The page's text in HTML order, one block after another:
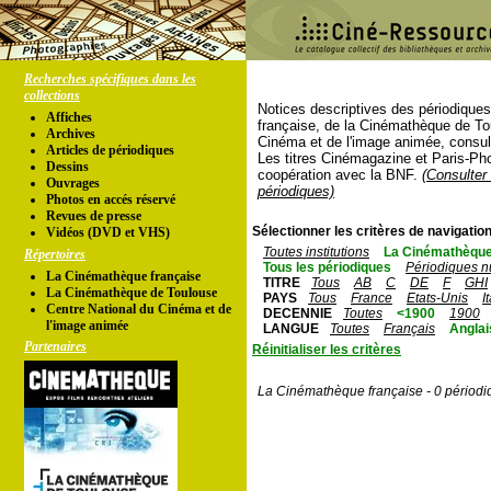
Recherches spécifiques dans les
collections
Affiches
Archives
Articles de périodiques
Dessins
Ouvrages
Photos en accés réservé
Revues de presse
Vidéos (DVD et VHS)
Répertoires
La Cinémathèque française
La Cinémathèque de Toulouse
Centre National du Cinéma et de
l'image animée
Partenaires
Notices descriptives des
française, de la Cinémathèque de
Cinéma et de l'image animée,
Les titres Cinémagazine et Paris-
coopération avec la BNF.
périodiques)
Sélectionner les critères de
Toutes institutions
La
Tous les périodiques
Périodiques
TITRE
Tous AB C DE F
GHI
PAYS
Tous France Etats-Unis
DECENNIE
Toutes <1900
1900
LANGUE
Toutes Français
Réinitialiser les critères
La Cinémathèque française - 0